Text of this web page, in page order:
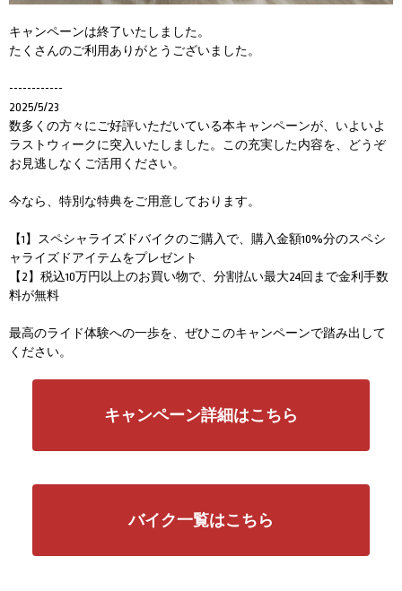
キャンペーンは終了いたしました。
たくさんのご利用ありがとうございました。
------------
2025/5/23
数多くの方々にご好評いただいている本キャンペーンが、いよいよ
ラストウィークに突入いたしました。この充実した内容を、どうぞ
お見逃しなくご活用ください。
今なら、特別な特典をご用意しております。
【1】スペシャライズドバイクのご購入で、購入金額10%分のスペシ
ャライズドアイテムをプレゼント
【2】税込10万円以上のお買い物で、分割払い最大24回まで金利手数
料が無料
最高のライド体験への一歩を、ぜひこのキャンペーンで踏み出して
ください。
キャンペーン詳細はこちら
バイク一覧はこちら